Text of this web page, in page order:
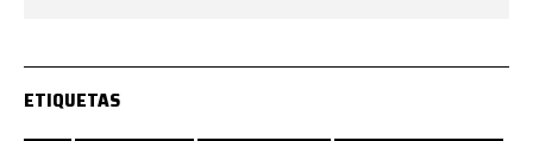
ETIQUETAS